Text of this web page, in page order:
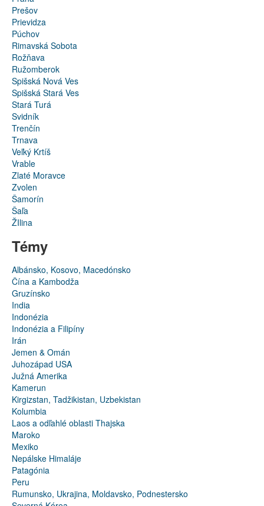
Prešov
Prievidza
Púchov
Rimavská Sobota
Rožňava
Ružomberok
Spišská Nová Ves
Spišská Stará Ves
Stará Turá
Svidník
Trenčín
Trnava
Veľký Krtíš
Vrable
Zlaté Moravce
Zvolen
Šamorín
Šaľa
ŽIlina
Témy
Albánsko, Kosovo, Macedónsko
Čína a Kambodža
Gruzínsko
India
Indonézia
Indonézia a Filipíny
Irán
Jemen & Omán
Juhozápad USA
Južná Amerika
Kamerun
Kirgizstan, Tadžikistan, Uzbekistan
Kolumbia
Laos a odľahlé oblasti Thajska
Maroko
Mexiko
Nepálske Himaláje
Patagónia
Peru
Rumunsko, Ukrajina, Moldavsko, Podnestersko